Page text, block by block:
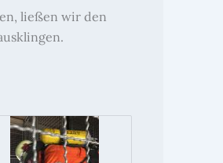
ließen wir den